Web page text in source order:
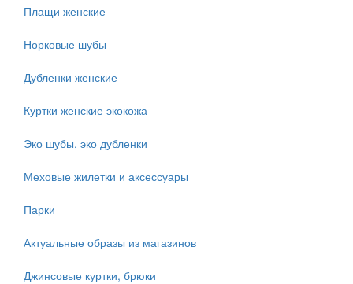
Плащи женские
Норковые шубы
Дубленки женские
Куртки женские экокожа
Эко шубы, эко дубленки
Меховые жилетки и аксессуары
Парки
Актуальные образы из магазинов
Джинсовые куртки, брюки